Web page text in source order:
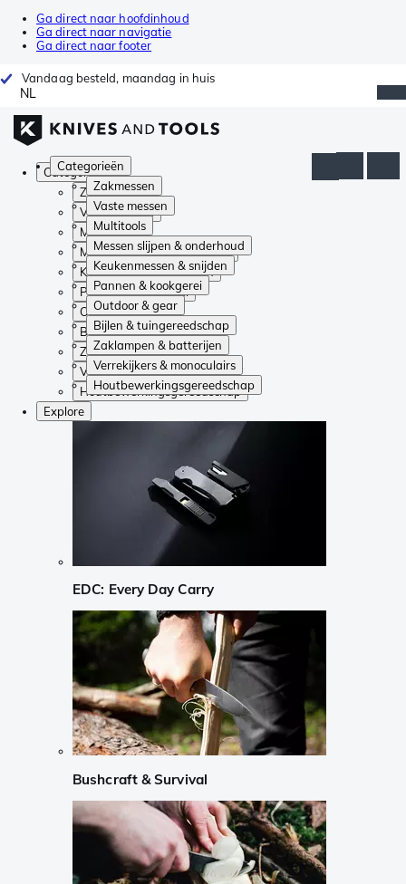
Ga direct naar hoofdinhoud
Ga direct naar navigatie
Ga direct naar footer
Vandaag besteld, maandag in huis
NL
Categorieën
Zakmessen
Vaste messen
Multitools
Messen slijpen & onderhoud
Keukenmessen & snijden
Pannen & kookgerei
Outdoor & gear
Bijlen & tuingereedschap
Zaklampen & batterijen
Verrekijkers & monoculairs
Houtbewerkingsgereedschap
Categorieën
Zakmessen
Vaste messen
Multitools
Messen slijpen & onderhoud
Keukenmessen & snijden
Pannen & kookgerei
Outdoor & gear
Bijlen & tuingereedschap
Zaklampen & batterijen
Verrekijkers & monoculairs
Houtbewerkingsgereedschap
Explore
EDC: Every Day Carry
Bushcraft & Survival